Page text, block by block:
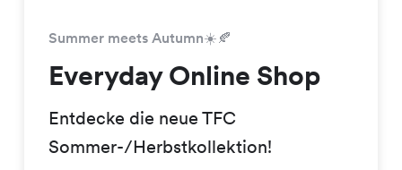
Summer meets Autumn☀️🍂
Everyday Online Shop
Entdecke die neue TFC
Sommer-/Herbstkollektion!